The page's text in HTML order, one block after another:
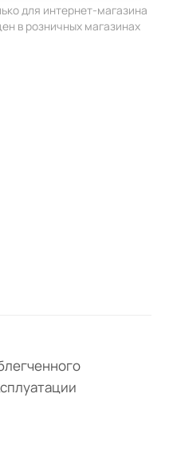
для интернет-магазина
в розничных магазинах